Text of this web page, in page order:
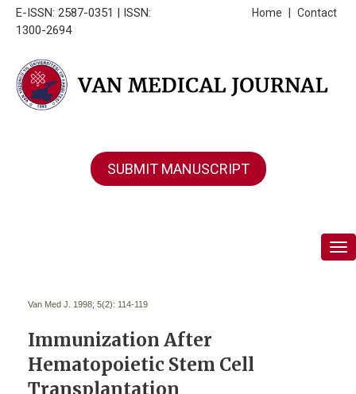
E-ISSN: 2587-0351 | ISSN:
1300-2694
Contact
Home
SUBMIT MANUSCRIPT
Van Med J. 1998; 5(2): 114-119
Immunization After
Hematopoietic Stem Cell
Transplantation